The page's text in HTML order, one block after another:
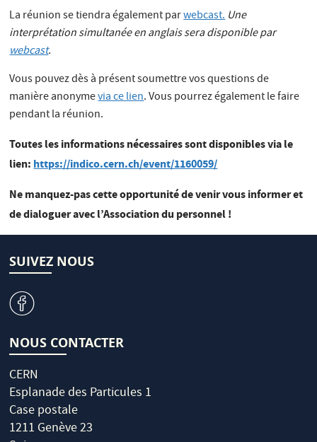
La réunion se tiendra également parwebcast.Une
interprétation simultanée en anglais sera disponible par
webcast.
Vous pouvez dès à présent soumettre vos questions de
manière anonymevia ce lien. Vous pourrez également le faire
pendant la réunion.
Toutes les informations nécessaires sont disponibles via le
lien: https://indico.cern.ch/event/1160059/
Ne manquez-pas cette opportunité de venir vous informer et
de dialoguer avec l’Association du personnel !
SUIVEZ NOUS
v
NOUS CONTACTER
CERN
Esplanade des Particules 1
Case postale
1211 Genève 23